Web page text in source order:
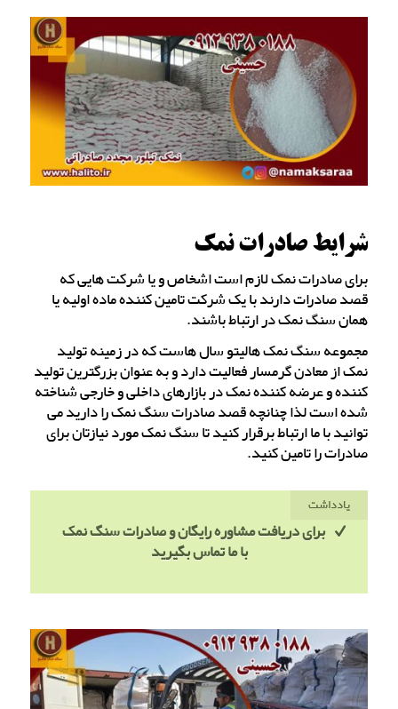
شرایط صادرات نمک
برای صادرات نمک لازم است اشخاص و یا شرکت هایی که
قصد صادرات دارند با یک شرکت تامین کننده ماده اولیه یا
همان سنگ نمک در ارتباط باشند.
مجموعه سنگ نمک هالیتو سال هاست که در زمینه تولید
نمک از معادن گرمسار فعالیت دارد و به عنوان بزرگترین تولید
کننده و عرضه کننده نمک در بازارهای داخلی و خارجی شناخته
شده است لذا چنانچه قصد صادرات سنگ نمک را دارید می
توانید با ما ارتباط برقرار کنید تا سنگ نمک مورد نیازتان برای
صادرات را تامین کنید.
یادداشت
برای دریافت مشاوره رایگان و صادرات سنگ نمک
با ما تماس بگیرید